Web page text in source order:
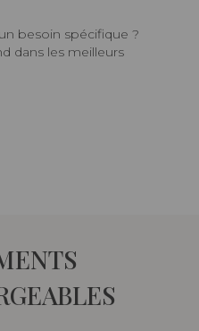
besoin spécifique ?
dans les meilleurs